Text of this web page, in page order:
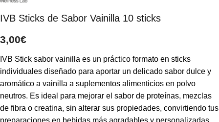
IVB Sticks de Sabor Vainilla 10 sticks
3,00€
IVB Stick sabor vainilla es un práctico formato en sticks
individuales diseñado para aportar un delicado sabor dulce y
aromático a vainilla a suplementos alimenticios en polvo
neutros. Es ideal para mejorar el sabor de proteínas, mezclas
de fibra o creatina, sin alterar sus propiedades, convirtiendo tus
preparaciones en bebidas más agradables y personalizadas.